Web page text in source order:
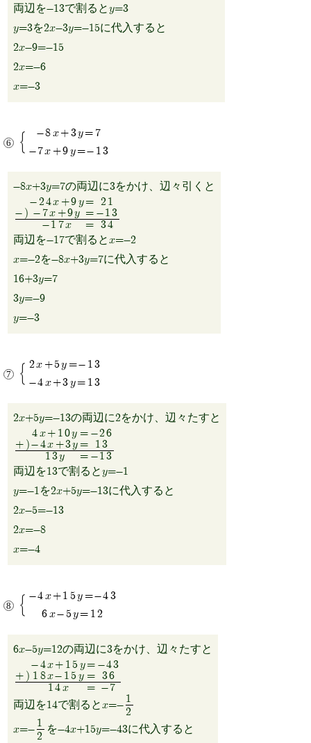
両辺を-13で割るとy=3
y=3を2x-3y=-15に代入すると
2x-9=-15
2x=-6
x=-3
-8x+3y=7
-7x+9y=-13
-8x+3y=7の両辺に3をかけ、辺々引くと
-24x+9y =
21
-)
-7x+9y = -13
-17x
=
34
両辺を-17で割るとx=-2
x=-2を-8x+3y=7に代入すると
16+3y=7
3y=-9
y=-3
2x+5y=-13
-4x+3y=13
2x+5y=-13の両辺に2をかけ、辺々たすと
4x+10y = -26
+)-4x+3y =
13
13y
= -13
両辺を13で割るとy=-1
y=-1を2x+5y=-13に代入すると
2x-5=-13
2x=-8
x=-4
-4x+15y=-43
6x-5y=12
6x-5y=12の両辺に3をかけ、辺々たすと
-4x+15y = -43
+) 18x-15y =
36
14x
=
-7
両辺を14で割るとx=-
1
2
x=-
1
2
を-4x+15y=-43に代入すると